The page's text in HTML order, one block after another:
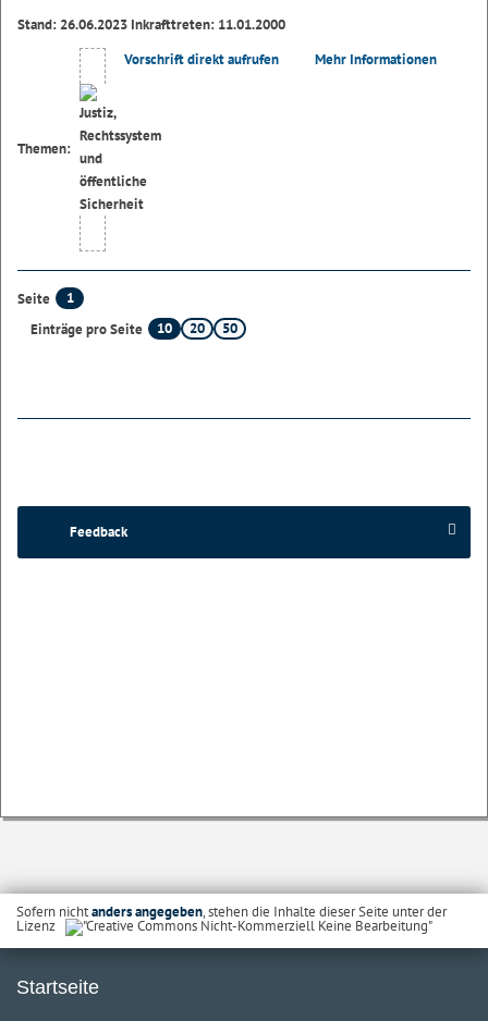
Stand: 26.06.2023 Inkrafttreten: 11.01.2000
Themen:
Vorschrift direkt aufrufen Mehr Informationen
Seite
1
Einträge pro Seite
10 20 50
Feedback
Sofern nichtanders angegeben, stehen die Inhalte dieser Seite unter der
Lizenz
Startseite